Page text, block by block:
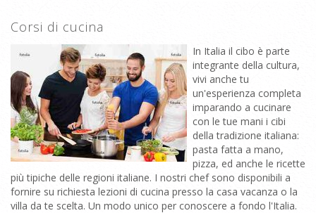
Corsi di cucina
In Italia il cibo è parte
integrante della cultura,
vivi anche tu
un'esperienza completa
imparando a cucinare
con le tue mani i cibi
della tradizione italiana:
pasta fatta a mano,
pizza, ed anche le ricette
più tipiche delle regioni italiane. I nostri chef sono disponibili a
fornire su richiesta lezioni di cucina presso la casa vacanza o la
villa da te scelta. Un modo unico per conoscere a fondo l'Italia.